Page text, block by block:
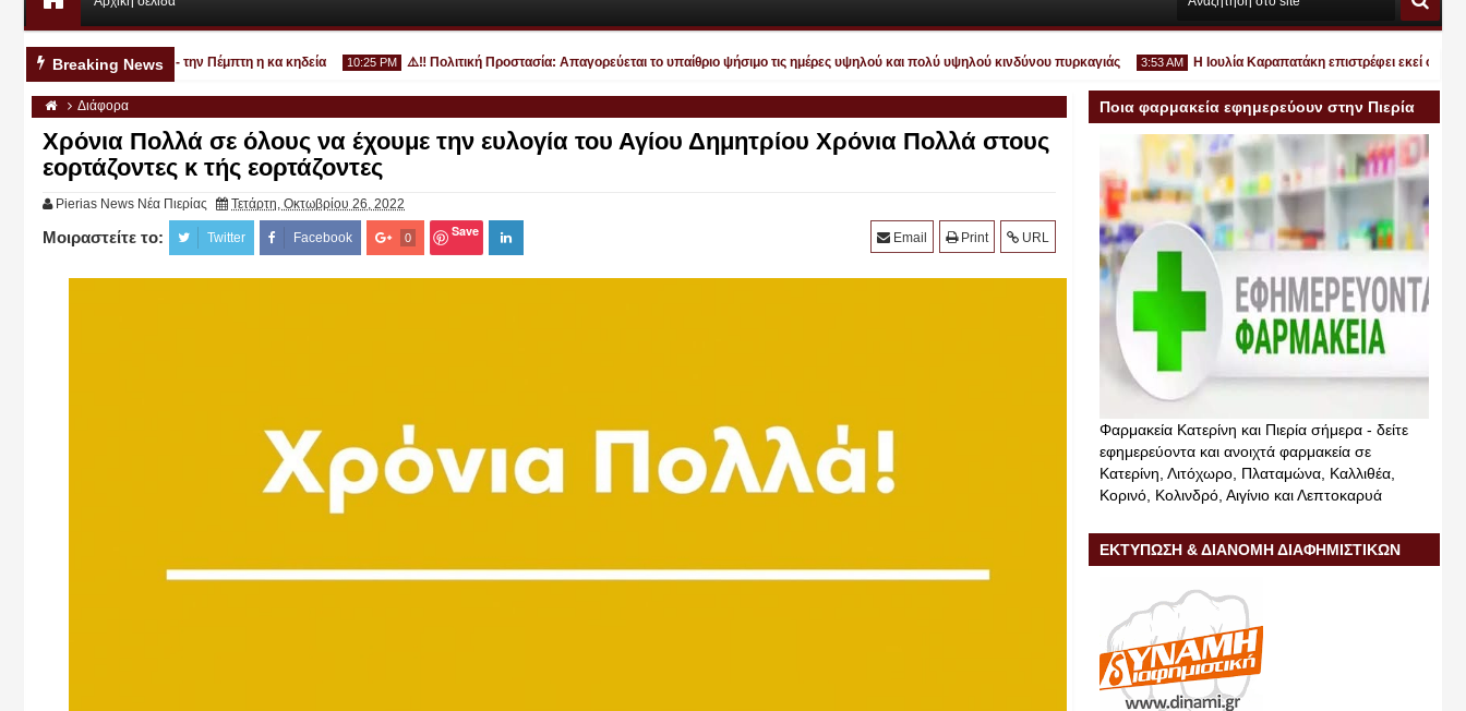
Breaking News
στην Κατερίνη - την Πέμπτη η κα κηδεία 10:25 PM
Αυγ
2026
⚠️‼️ Πολιτική Προστασία: Απαγορεύεται το υπαίθριο ψήσιμο τις ημέρες υψηλού και πολύ υψηλού κινδύνου πυρκαγιάς 3:53 AM
30 2026
Η Ιουλία Καραπατάκη επιστρέφει εκεί όπου
Διάφορα
Χρόνια Πολλά σε όλους να έχουμε την ευλογία του Αγίου Δημητρίου Χρόνια Πολλά στους
εορτάζοντες κ τής εορτάζοντες
Pierias News Νέα Πιερίας Τετάρτη, Οκτωβρίου 26, 2022
Μοιραστείτε το: Twitter Facebook 0 Save URL
Print
Email
Ποια φαρμακεία εφημερεύουν στην Πιερία
σήμερα
Φαρμακεία Κατερίνη και Πιερία σήμερα - δείτε
εφημερεύοντα και ανοιχτά φαρμακεία σε
Κατερίνη, Λιτόχωρο, Πλαταμώνα, Καλλιθέα,
Κορινό, Κολινδρό, Αιγίνιο και Λεπτοκαρυά
ΕΚΤΥΠΩΣΗ & ΔΙΑΝΟΜΗ ΔΙΑΦΗΜΙΣΤΙΚΩΝ